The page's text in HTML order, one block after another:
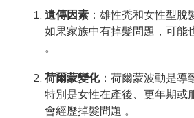
遺傳因素 ：雄性禿和女性型脫
如果家族中有掉髮問題，可能
。
荷爾蒙變化：荷爾蒙波動是導
特別是女性在產後、更年期或
會經歷掉髮問題 。